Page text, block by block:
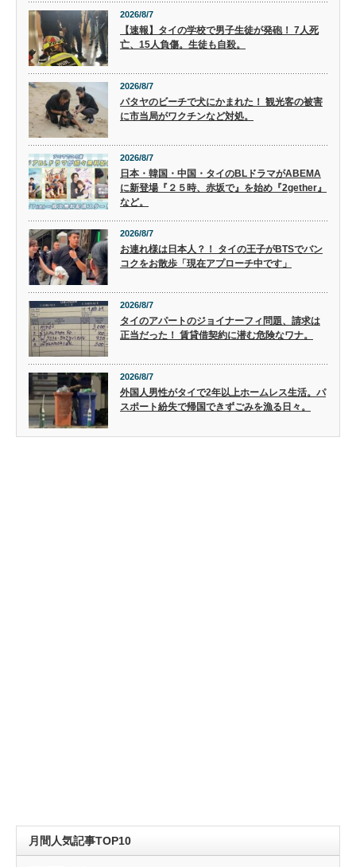
2026/8/7
【速報】タイの学校で男子生徒が発砲！ 7人死
亡、15人負傷。生徒も自殺。
2026/8/7
パタヤのビーチで犬にかまれた！ 観光客の被害
に市当局がワクチンなど対処。
2026/8/7
日本・韓国・中国・タイのBLドラマがABEMA
に新登場『２５時、赤坂で』を始め『2gether』
など。
2026/8/7
お連れ様は日本人？！ タイの王子がBTSでバン
コクをお散歩「現在アプローチ中です」
2026/8/7
タイのアパートのジョイナーフィ問題、請求は
正当だった！ 賃貸借契約に潜む危険なワナ。
2026/8/7
外国人男性がタイで2年以上ホームレス生活。パ
スポート紛失で帰国できずごみを漁る日々。
月間人気記事TOP10